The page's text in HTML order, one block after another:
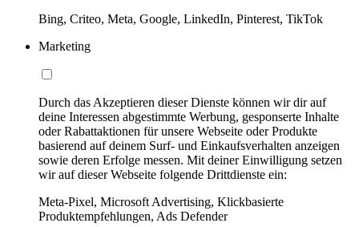
Bing, Criteo, Meta, Google, LinkedIn, Pinterest, TikTok
Marketing
Durch das Akzeptieren dieser Dienste können wir dir auf
deine Interessen abgestimmte Werbung, gesponserte Inhalte
oder Rabattaktionen für unsere Webseite oder Produkte
basierend auf deinem Surf- und Einkaufsverhalten anzeigen
sowie deren Erfolge messen. Mit deiner Einwilligung setzen
wir auf dieser Webseite folgende Drittdienste ein:
Meta-Pixel, Microsoft Advertising, Klickbasierte
Produktempfehlungen, Ads Defender